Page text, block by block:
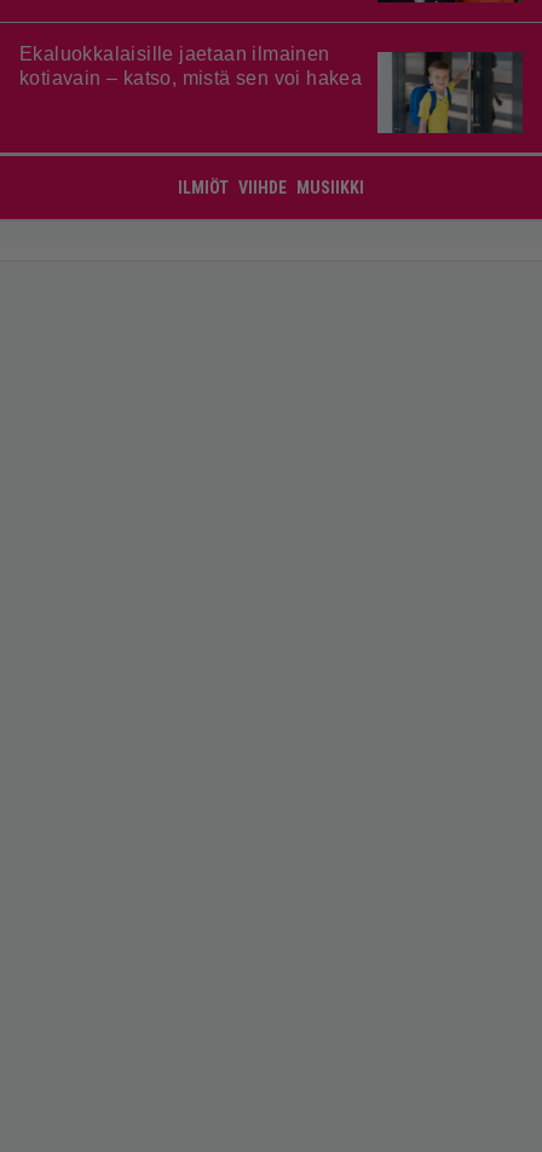
Ekaluokkalaisille jaetaan ilmainen
kotiavain – katso, mistä sen voi hakea
ILMIÖT VIIHDE MUSIIKKI